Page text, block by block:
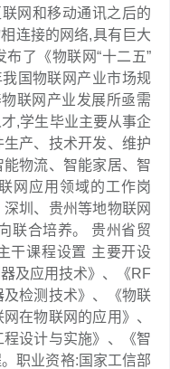
网和移动通讯之后的
连接的网络,具有巨大
了《物联网“十二五”
国物联网产业市场规
联网产业发展所亟需
,学生毕业主要从事企
产、技术开发、维护
物流、智能家居、智
网应用领域的工作岗
圳、贵州等地物联网
联合培养。 贵州省贸
干课程设置 主要开设
及应用技术》、《RF
及检测技术》、《物联
在物联网的应用》、
程设计与实施》、《智
职业资袼:国家工信部